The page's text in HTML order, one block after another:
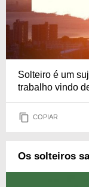
Solteiro é um
trabalho vindo
COPIAR
Os solteiros